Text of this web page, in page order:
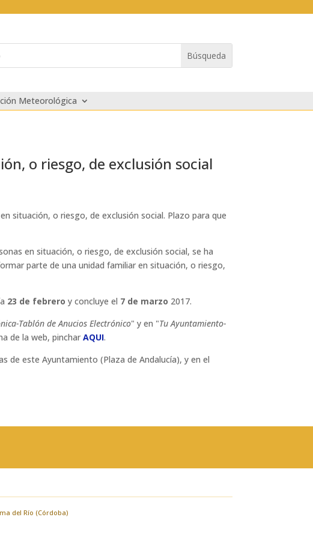
Meteorológica
o riesgo, de exclusión social
situación, o riesgo, de exclusión social. Plazo para que
en situación, o riesgo, de exclusión social, se ha
parte de una unidad familiar en situación, o riesgo,
23 de febrero y concluye el 7 de marzo 2017.
Tablón de Anucios Electrónico" y en "Tu Ayuntamiento-
de la web, pincharAQUI.
de este Ayuntamiento (Plaza de Andalucía), y en el
del Río (Córdoba)